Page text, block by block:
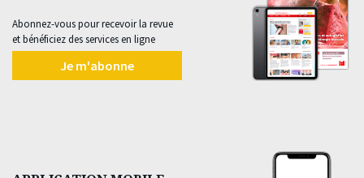
Abonnez-vous pour recevoir la revue
et bénéficiez des services en ligne
Je m'abonne